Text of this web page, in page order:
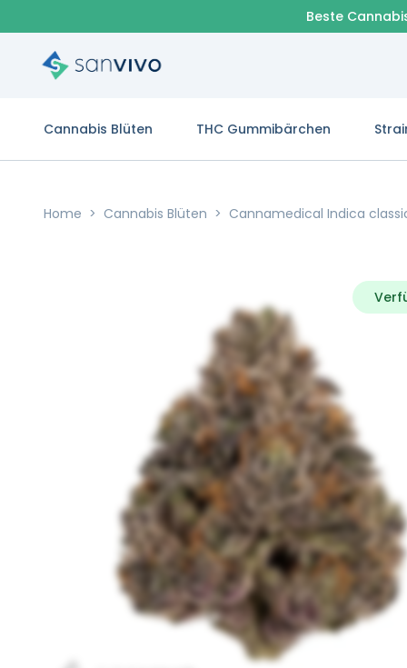
Beste
Cannabis Blüten THC Gummibärchen
Home > Cannabis Blüten > Cannamedical Indica